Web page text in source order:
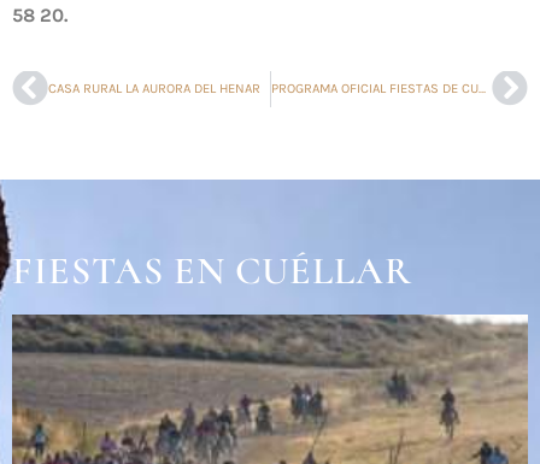
58 20.
CASA RURAL LA AURORA DEL HENAR PROGRAMA OFICIAL FIESTAS DE CUÉLLAR 2025
FIESTAS EN CUÉLLAR